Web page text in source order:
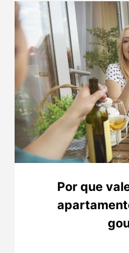
Por que